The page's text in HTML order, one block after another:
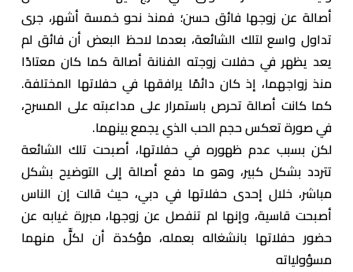
أصالة عن زوجها فائق حسن؛ فمنذ نحو خمسة أشهر، جرى
تداول واسع لتلك الشائعة، بعدما لاحظ البعض أن فائق لم
يعد يظهر في حفلات زوجته الفنانة أصالة كما كان معتادًا
منذ زواجهما، إذ كان دائمًا يرافقها في حفلاتها المختلفة.
كما كانت أصالة تحرص باستمرار على مداعبته على المسرح،
في صورة تعكس حجم الحب الذي يجمع بينهما.
لكن بسبب عدم ظهوره في حفلاتها، أصبحت تلك الشائعة
تتردد بشكل كبير، وهو ما دفع أصالة إلى التوضيح بشكل
مباشر، خلال إحدى حفلاتها في دبي، حيث قالت إن الناس
أصبحت قاسية، وإنها لم تنفصل عن زوجها، مبررة غيابه عن
حضور حفلاتها بانشغاله بعمله، مؤكدة أن لكلٍّ منهما
مسؤولياته